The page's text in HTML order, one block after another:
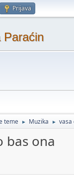
Prijava
Paraćin
teme ► Muzika ► vasa
bas ona